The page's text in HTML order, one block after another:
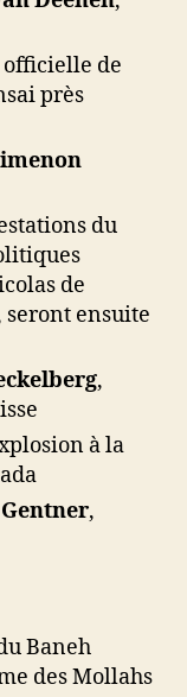
de
près
du
de
seront ensuite
,
à la
,
Baneh
des Mollahs